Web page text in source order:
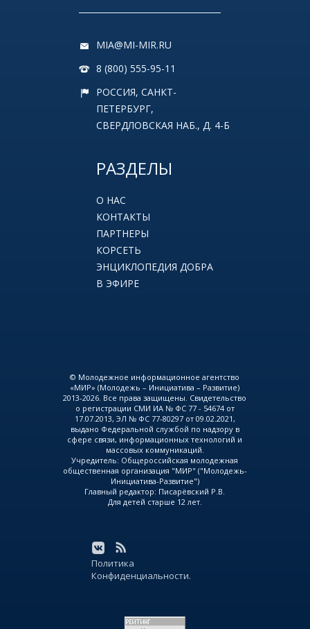
MIA@MI-MIR.RU
8 (800) 555-95-11
РОССИЯ, САНКТ-
ПЕТЕРБУРГ,
СВЕРДЛОВСКАЯ НАБ., Д. 4-Б
РАЗДЕЛЫ
О НАС
КОНТАКТЫ
ПАРТНЕРЫ
КОРСЕТЬ
ЭНЦИКЛОПЕДИЯ ДОБРА
В ЭФИРЕ
© Молодежное информационное агентство
«МИР» (Молодежь – Инициатива – Развитие)
2013-2026. Все права защищены. Свидетельство
о регистрации СМИ ИА № ФС 77 - 54674 от
17.07.2013, ЭЛ № ФС 77-80297 от 09.02.2021,
выдано Федеральной службой по надзору в
сфере связи, информационных технологий и
массовых коммуникаций.
Учредитель: Общероссийская молодежная
общественная организация "МИР" ("Молодежь-
Инициатива-Развитие")
Главный редактор: Писарёвский Р.В.
Для детей старше 12 лет.
Политика
Конфиденциальности.